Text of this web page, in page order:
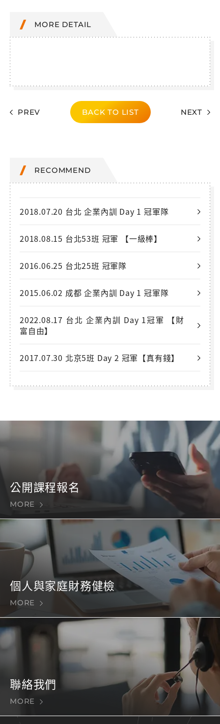
MORE DETAIL
PREV BACK TO LIST NEXT
RECOMMEND
2018.07.20 台北 企業內訓 Day 1 冠軍隊
2018.08.15 台北53班 冠軍 【一級棒】
2016.06.25 台北25班 冠軍隊
2015.06.02 成都 企業內訓 Day 1 冠軍隊
2022.08.17 台北 企業內訓 Day 1冠軍 【財
富自由】
2017.07.30 北京5班 Day 2 冠軍【真有錢】
公開課程報名
MORE
個人與家庭財務健檢
MORE
聯絡我們
MORE